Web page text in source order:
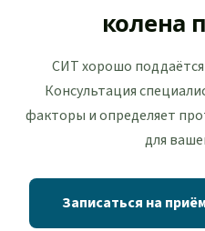
колена
СИТ хорошо
Консультация
факторы и определяет
для
Записаться на